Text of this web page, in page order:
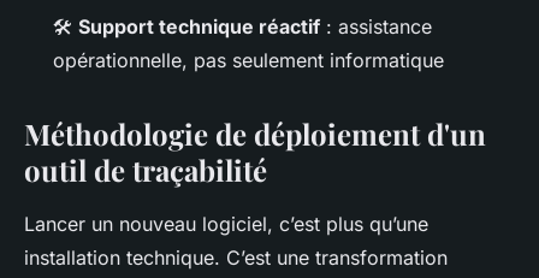
🛠️ Support technique réactif : assistance
opérationnelle, pas seulement informatique
Méthodologie de déploiement d'un
outil de traçabilité
Lancer un nouveau logiciel, c’est plus qu’une
installation technique. C’est une transformation